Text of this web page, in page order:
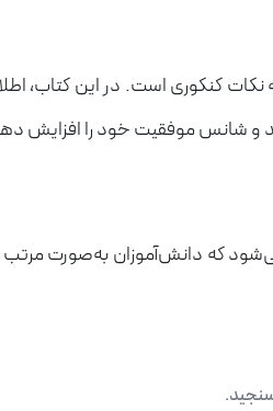
به نکات کنکوری است. در این
و شانس موفقیت خود را افزایش
که دانش‌آموزان به‌صورت